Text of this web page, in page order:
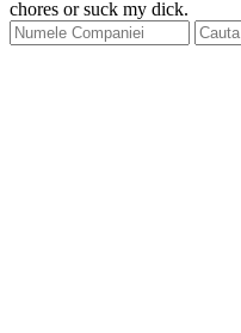
chores or suck my dick.